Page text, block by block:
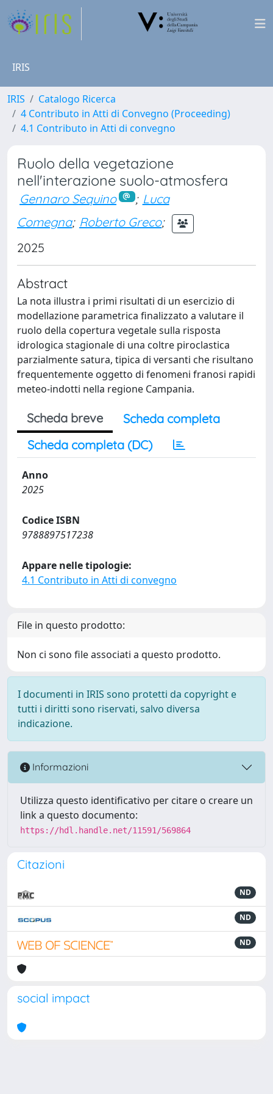
IRIS
IRIS
Catalogo Ricerca
4 Contributo in Atti di Convegno (Proceeding)
4.1 Contributo in Atti di convegno
Ruolo della vegetazione
nell'interazione suolo-atmosfera
Gennaro Sequino ; Luca
Comegna; Roberto Greco;
2025
Abstract
La nota illustra i primi risultati di un esercizio di
modellazione parametrica finalizzato a valutare il
ruolo della copertura vegetale sulla risposta
idrologica stagionale di una coltre piroclastica
parzialmente satura, tipica di versanti che risultano
frequentemente oggetto di fenomeni franosi rapidi
meteo-indotti nella regione Campania.
Scheda breve
Scheda completa
Scheda completa (DC)
Anno
2025
Codice ISBN
9788897517238
Appare nelle tipologie:
4.1 Contributo in Atti di convegno
File in questo prodotto:
Non ci sono file associati a questo prodotto.
I documenti in IRIS sono protetti da copyright e
tutti i diritti sono riservati, salvo diversa
indicazione.
Informazioni
Utilizza questo identificativo per citare o creare un
link a questo documento:
https://hdl.handle.net/11591/569864
Citazioni
ND
ND
ND
social impact